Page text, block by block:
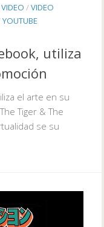
VIDEO /VIDEO
YOUTUBE
utiliza
el arte en su
Tiger & The
se su